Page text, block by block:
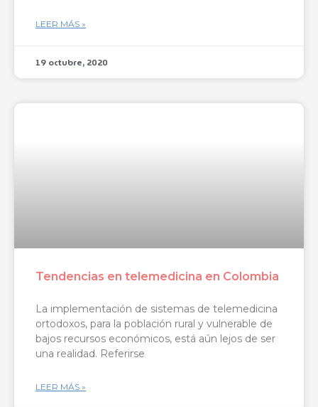
LEER MÁS »
19 octubre, 2020
Tendencias en telemedicina en Colombia
La implementación de sistemas de telemedicina
ortodoxos, para la población rural y vulnerable de
bajos recursos económicos, está aún lejos de ser
una realidad. Referirse
LEER MÁS »